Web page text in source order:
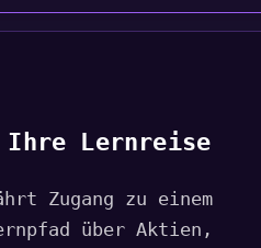
Ihre Lernreise
Zugang zu einem
über Aktien,